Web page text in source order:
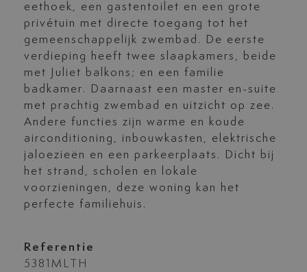
eethoek, een gastentoilet en een grote
privétuin met directe toegang tot het
gemeenschappelijk zwembad. De eerste
verdieping heeft twee slaapkamers, beide
met Juliet balkons; en een familie
badkamer. Daarnaast een master en-suite
met prachtig zwembad en uitzicht op zee.
Andere functies zijn warme en koude
airconditioning, inbouwkasten, elektrische
jaloezieën en een parkeerplaats. Dicht bij
het strand, scholen en lokale
voorzieningen, deze woning kan het
perfecte familiehuis.
Referentie
5381MLTH